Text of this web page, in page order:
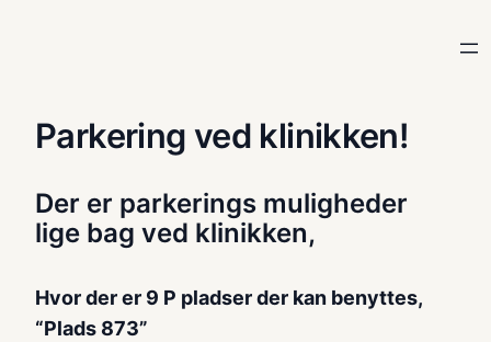
Parkering ved klinikken!
Der er parkerings muligheder
lige bag ved klinikken,
Hvor der er 9 P pladser der kan benyttes,
“Plads 873”